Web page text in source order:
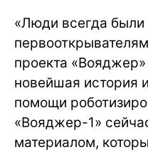
«Люди всегда были
проекта
новейшая история
помощи
«Вояджер-1»
материалом,